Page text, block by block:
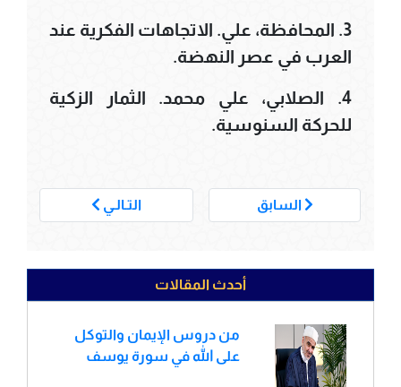
3. المحافظة، علي. الاتجاهات الفكرية عند
العرب في عصر النهضة.
4. الصلابي، علي محمد. الثمار الزكية
للحركة السنوسية.
السابق التـالـي
أحدث المقالات
من دروس الإيمان والتوكل
على الله في سورة يوسف